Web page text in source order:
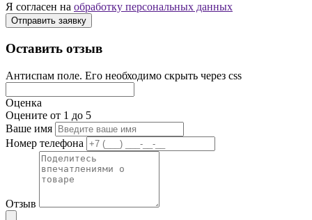
Я согласен на обработку персональных данных
Отправить заявку
Оставить отзыв
Антиспам поле. Его необходимо скрыть через css
Оценка
Оцените от 1 до 5
Ваше имя
Номер телефона
Отзыв